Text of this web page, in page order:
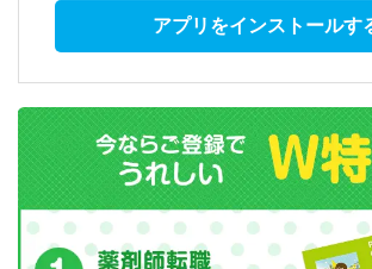
アプリをインストールす